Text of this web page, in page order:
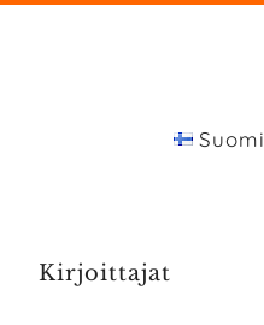
Suomi
Kirjoittajat